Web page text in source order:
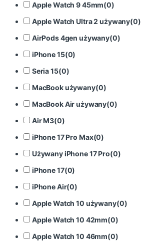
Apple Watch 9 45mm(0)
Apple Watch Ultra 2 używany(0)
AirPods 4gen używany(0)
iPhone 15(0)
Seria 15(0)
MacBook używany(0)
MacBook Air używany(0)
Air M3(0)
iPhone 17 Pro Max(0)
Używany iPhone 17 Pro(0)
iPhone 17(0)
iPhone Air(0)
Apple Watch 10 używany(0)
Apple Watch 10 42mm(0)
Apple Watch 10 46mm(0)